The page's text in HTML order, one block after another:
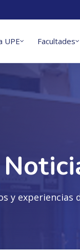
UPE Facultades
y experiencias